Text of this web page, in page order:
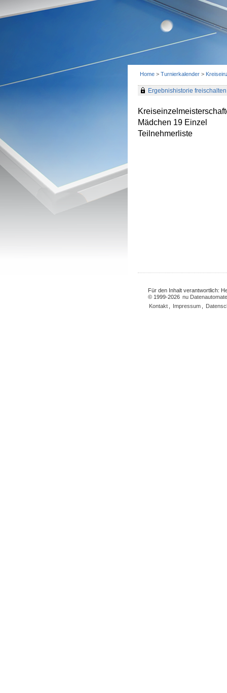
Home > Turnierkalender >
Ergebnishistorie freischalten
Mädchen 19 Einzel
Teilnehmerliste
Für den Inhalt verantwortlich:
© 1999-2026 nu
Kontakt
Impressum